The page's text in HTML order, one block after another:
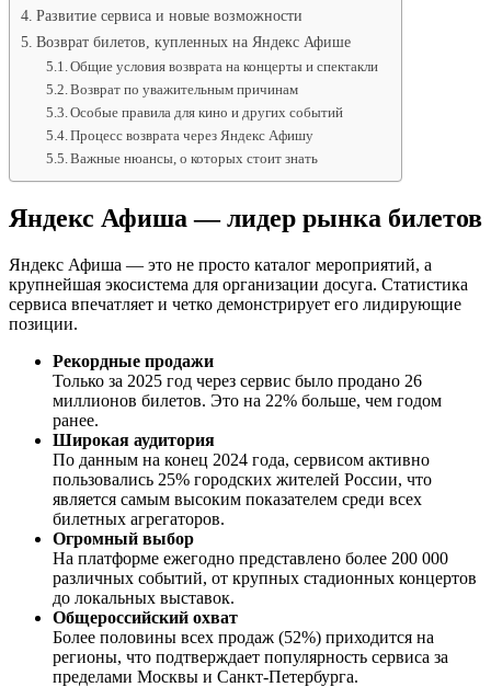
Развитие сервиса и новые возможности
Возврат билетов, купленных на Яндекс Афише
Общие условия возврата на концерты и спектакли
Возврат по уважительным причинам
Особые правила для кино и других событий
Процесс возврата через Яндекс Афишу
Важные нюансы, о которых стоит знать
Яндекс Афиша — лидер рынка билетов
Яндекс Афиша — это не просто каталог мероприятий, а
крупнейшая экосистема для организации досуга. Статистика
сервиса впечатляет и четко демонстрирует его лидирующие
позиции.
Рекордные продажи
Только за 2025 год через сервис было продано 26
миллионов билетов. Это на 22% больше, чем годом
ранее.
Широкая аудитория
По данным на конец 2024 года, сервисом активно
пользовались 25% городских жителей России, что
является самым высоким показателем среди всех
билетных агрегаторов.
Огромный выбор
На платформе ежегодно представлено более 200 000
различных событий, от крупных стадионных концертов
до локальных выставок.
Общероссийский охват
Более половины всех продаж (52%) приходится на
регионы, что подтверждает популярность сервиса за
пределами Москвы и Санкт-Петербурга.